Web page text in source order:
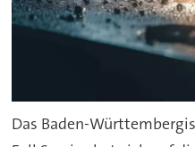
Das Baden-